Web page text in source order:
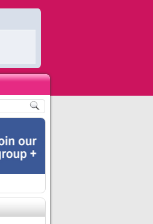
HẠ LONG – 5 ĐỊA ĐIỂM ĐƯỢC LÒNG DU